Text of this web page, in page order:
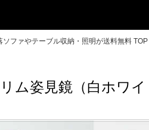
ファやテーブル収納・照明が送料無料 TOP
ム姿見鏡（白ホワ